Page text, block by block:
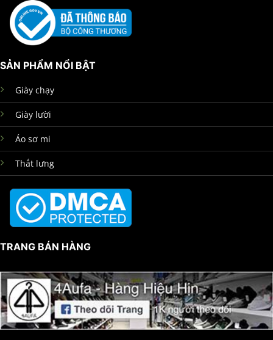
SẢN PHẨM NỔI BẬT
Giày chạy
Giày lười
Áo sơ mi
Thắt lưng
TRANG BÁN HÀNG